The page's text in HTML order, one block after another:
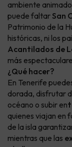
ambiente
puede faltar San
Patrimonio de la
históricas, ni los
Acantilados de
más
¿Qué hacer?
En Tenerife
dorada, disfrutar
océano o subir en
quienes viajan en
de la isla
mientras que las